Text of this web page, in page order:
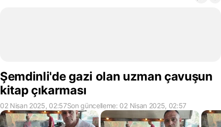
Şemdinli'de gazi olan uzman çavuşun
kitap çıkarması
02 Nisan 2025, 02:57Son güncelleme: 02 Nisan 2025, 02:57